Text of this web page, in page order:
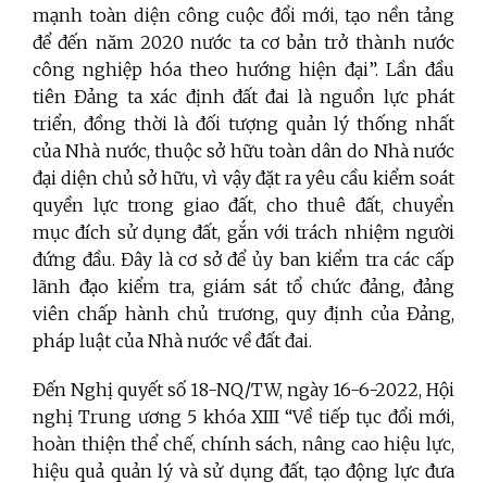
mạnh toàn diện công cuộc đổi mới, tạo nền tảng
để đến năm 2020 nước ta cơ bản trở thành nước
công nghiệp hóa theo hướng hiện đại”. Lần đầu
tiên Đảng ta xác định đất đai là nguồn lực phát
triển, đồng thời là đối tượng quản lý thống nhất
của Nhà nước, thuộc sở hữu toàn dân do Nhà nước
đại diện chủ sở hữu, vì vậy đặt ra yêu cầu kiểm soát
quyền lực trong giao đất, cho thuê đất, chuyển
mục đích sử dụng đất, gắn với trách nhiệm người
đứng đầu. Đây là cơ sở để ủy ban kiểm tra các cấp
lãnh đạo kiểm tra, giám sát tổ chức đảng, đảng
viên chấp hành chủ trương, quy định của Đảng,
pháp luật của Nhà nước về đất đai.
Đến Nghị quyết số 18-NQ/TW, ngày 16-6-2022, Hội
nghị Trung ương 5 khóa XIII “Về tiếp tục đổi mới,
hoàn thiện thể chế, chính sách, nâng cao hiệu lực,
hiệu quả quản lý và sử dụng đất, tạo động lực đưa